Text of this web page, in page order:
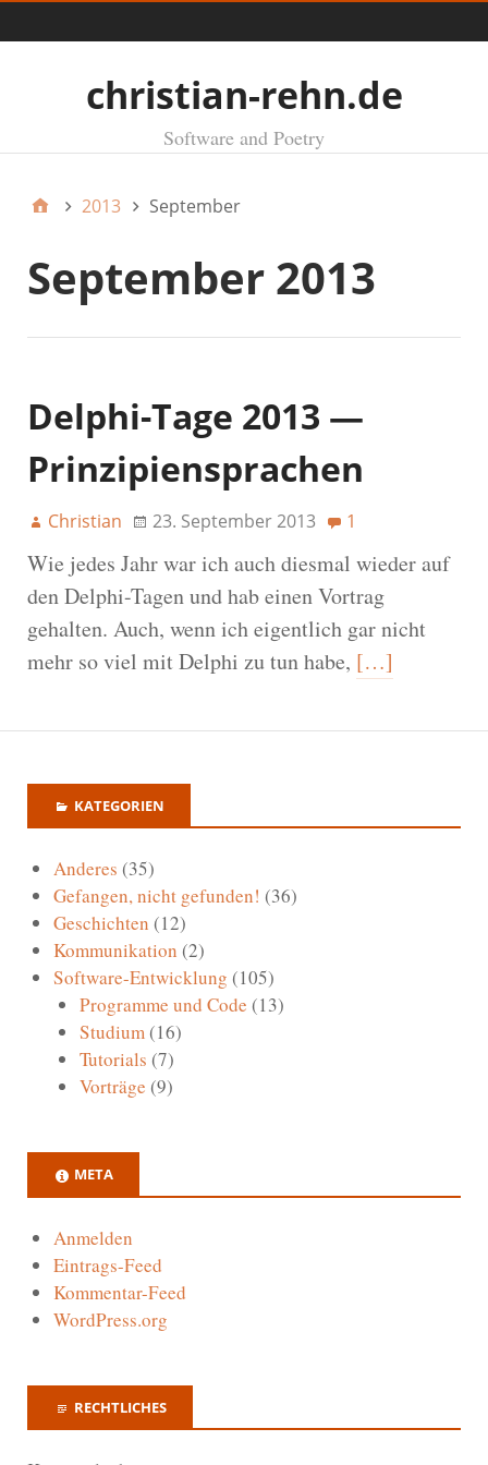
christian-rehn.de
Software and Poetry
2013 September
September 2013
Delphi-Tage 2013 —
Prinzipiensprachen
Christian 23. September 2013 1
Wie jedes Jahr war ich auch diesmal wieder auf
den Delphi-Tagen und hab einen Vortrag
gehalten. Auch, wenn ich eigentlich gar nicht
mehr so viel mit Delphi zu tun habe, […]
KATEGORIEN
Anderes (35)
Gefangen, nicht gefunden! (36)
Geschichten (12)
Kommunikation (2)
Software-Entwicklung (105)
Programme und Code (13)
Studium(16)
Tutorials (7)
Vorträge (9)
META
Anmelden
Eintrags-Feed
Kommentar-Feed
WordPress.org
RECHTLICHES